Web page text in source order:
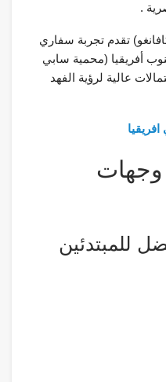
.
تقدم تجربة سفاري
أفريقيا (محمية سابي
عالية لرؤية الفهد
وجهات
للمبتدئين